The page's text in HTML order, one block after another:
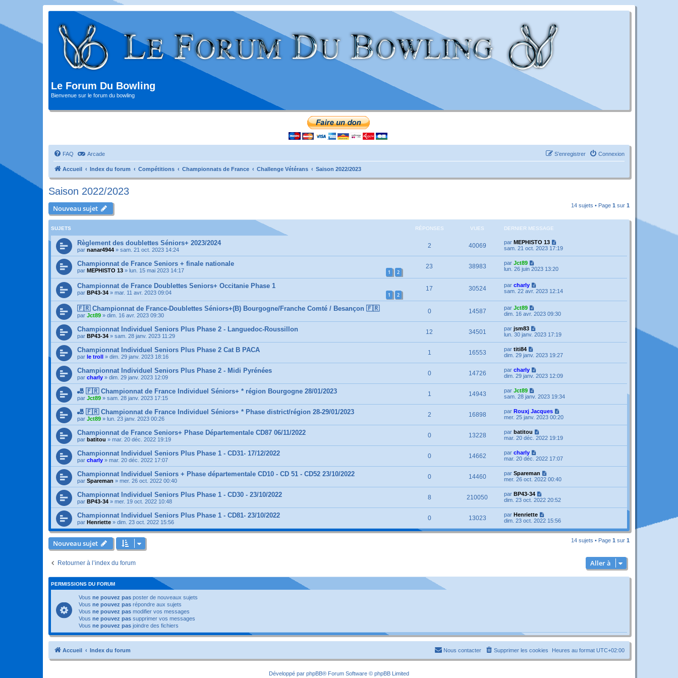
Le Forum Du Bowling
Bienvenue sur le forum du bowling
FAQ Arcade Connexion
S’enregistrer
Accueil Index du forum Compétitions Championnats de France Challenge Vétérans Saison 2022/2023
Saison 2022/2023
Nouveau sujet 14 sujets • Page 1 sur 1
SUJETS RÉPONSES VUES DERNIER MESSAGE
Règlement des doublettes Séniors+ 2023/2024
par nanar4944 » sam. 21 oct. 2023 14:24
2 40069 par MEPHISTO 13
sam. 21 oct. 2023 17:19
Championnat de France Seniors + finale nationale
par MEPHISTO 13 » lun. 15 mai 2023 14:17 1 2
23 38983 par Jct89
lun. 26 juin 2023 13:20
Championnat de France Doublettes Seniors+ Occitanie Phase 1
par BP43-34 » mar. 11 avr. 2023 09:04 1 2
17 30524 par charly
sam. 22 avr. 2023 12:14
🇫🇷 Championnat de France-Doublettes Séniors+(B) Bourgogne/Franche Comté / Besançon 🇫🇷
par Jct89 » dim. 16 avr. 2023 09:30
0 14587 par Jct89
dim. 16 avr. 2023 09:30
Championnat Individuel Seniors Plus Phase 2 - Languedoc-Roussillon
par BP43-34 » sam. 28 janv. 2023 11:29
12 34501 par jsm83
lun. 30 janv. 2023 17:19
Championnat Individuel Seniors Plus Phase 2 Cat B PACA
par le troll » dim. 29 janv. 2023 18:16
1 16553 par titi84
dim. 29 janv. 2023 19:27
Championnat Individuel Seniors Plus Phase 2 - Midi Pyrénées
par charly » dim. 29 janv. 2023 12:09
0 14726 par charly
dim. 29 janv. 2023 12:09
🎳 🇫🇷 Championnat de France Individuel Séniors+ * région Bourgogne 28/01/2023
par Jct89 » sam. 28 janv. 2023 17:15
1 14943 par Jct89
sam. 28 janv. 2023 19:34
🎳 🇫🇷 Championnat de France Individuel Séniors+ * Phase district/région 28-29/01/2023
par Jct89 » lun. 23 janv. 2023 00:26
2 16898 par Rouxj Jacques
mer. 25 janv. 2023 00:20
Championnat de France Seniors+ Phase Départementale CD87 06/11/2022
par batitou » mar. 20 déc. 2022 19:19
0 13228 par batitou
mar. 20 déc. 2022 19:19
Championnat Individuel Seniors Plus Phase 1 - CD31- 17/12/2022
par charly » mar. 20 déc. 2022 17:07
0 14662 par charly
mar. 20 déc. 2022 17:07
Championnat Individuel Seniors + Phase départementale CD10 - CD 51 - CD52 23/10/2022
par Spareman » mer. 26 oct. 2022 00:40
0 14460 par Spareman
mer. 26 oct. 2022 00:40
Championnat Individuel Seniors Plus Phase 1 - CD30 - 23/10/2022
par BP43-34 » mer. 19 oct. 2022 10:48
8 210050 par BP43-34
dim. 23 oct. 2022 20:52
Championnat Individuel Seniors Plus Phase 1 - CD81- 23/10/2022
par Henriette » dim. 23 oct. 2022 15:56
0 13023 par Henriette
dim. 23 oct. 2022 15:56
Nouveau sujet 14 sujets • Page 1 sur 1
Retourner à l’index du forum Aller à
PERMISSIONS DU FORUM
Vous ne pouvez pas poster de nouveaux sujets
Vous ne pouvez pas répondre aux sujets
Vous ne pouvez pas modifier vos messages
Vous ne pouvez pas supprimer vos messages
Vous ne pouvez pas joindre des fichiers
Accueil Index du forum Heures au format UTC+02:00
Supprimer les cookies
Nous contacter
Développé par phpBB® Forum Software © phpBB Limited